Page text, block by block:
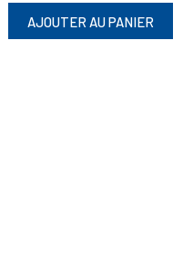
AJOUTER AU PANIER
